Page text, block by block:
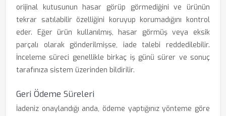
orijinal kutusunun hasar görüp görmediğini ve ürünün
tekrar satılabilir özelliğini koruyup korumadığını kontrol
eder. Eğer ürün kullanılmış, hasar görmüş veya eksik
parçalı olarak gönderilmişse, iade talebi reddedilebilir.
İnceleme süreci genellikle birkaç iş günü sürer ve sonuç
tarafınıza sistem üzerinden bildirilir.
Geri Ödeme Süreleri
İadeniz onaylandığı anda, ödeme yaptığınız yönteme göre